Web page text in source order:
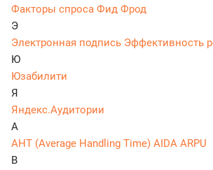
Факторы спроса Фид Фрод
Э
Электронная подпись Эффективность
Ю
Юзабилити
Я
Яндекс.Аудитории
A
AHT (Average Handling Time) AIDA ARPU
B